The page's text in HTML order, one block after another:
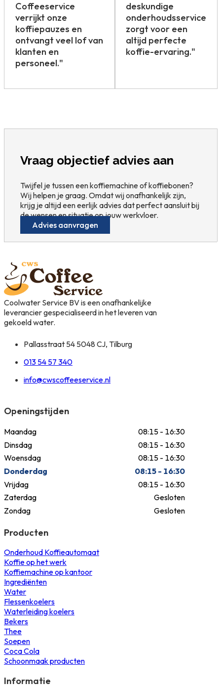
Coffeeservice
verrijkt onze
koffiepauzes en
ontvangt veel lof van
klanten en
personeel."
deskundige
onderhoudsservice
zorgt voor een
altijd perfecte
koffie-ervaring."
Vraag objectief advies aan
Twijfel je tussen een koffiemachine of koffiebonen?
Wij helpen je graag. Omdat wij onafhankelijk zijn,
krijg je altijd een eerlijk advies dat perfect aansluit bij
de wensen en situatie op jouw werkvloer.
Advies aanvragen
Coolwater Service BV is een onafhankelijke
leverancier gespecialiseerd in het leveren van
gekoeld water.
Pallasstraat 54 5048 CJ, Tilburg
013 54 57 340
info@cwscoffeeservice.nl
Openingstijden
Maandag
08:15 - 16:30
Dinsdag
08:15 - 16:30
Woensdag
08:15 - 16:30
Donderdag
08:15 - 16:30
Vrijdag
08:15 - 16:30
Zaterdag
Gesloten
Zondag
Gesloten
Producten
Onderhoud Koffieautomaat
Koffie op het werk
Koffiemachine op kantoor
Ingrediënten
Water
Flessenkoelers
Waterleiding koelers
Bekers
Thee
Soepen
Coca Cola
Schoonmaak producten
Informatie